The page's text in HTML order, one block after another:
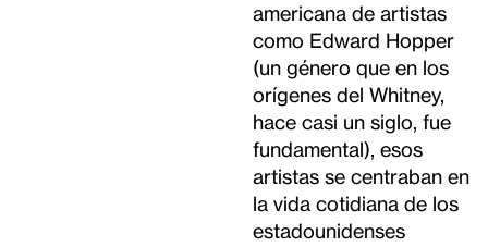
americana de artistas
como Edward Hopper
(un género que en los
orígenes del Whitney,
hace casi un siglo, fue
fundamental), esos
artistas se centraban en
la vida cotidiana de los
estadounidenses